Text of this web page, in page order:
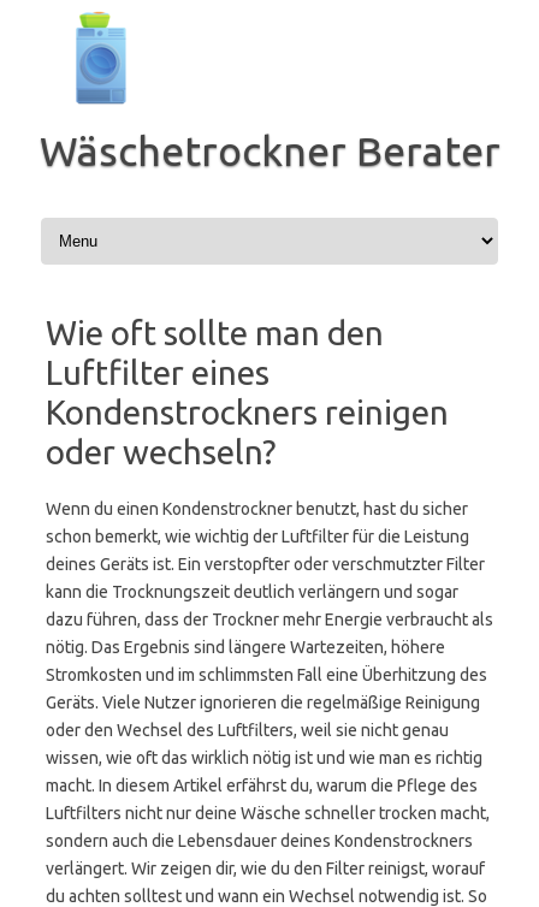
springen
Wäschetrockner Berater
Wie oft sollte man den
Luftfilter eines
Kondenstrockners reinigen
oder wechseln?
Wenn du einen Kondenstrockner benutzt, hast du sicher
schon bemerkt, wie wichtig der Luftfilter für die Leistung
deines Geräts ist. Ein verstopfter oder verschmutzter Filter
kann die Trocknungszeit deutlich verlängern und sogar
dazu führen, dass der Trockner mehr Energie verbraucht als
nötig. Das Ergebnis sind längere Wartezeiten, höhere
Stromkosten und im schlimmsten Fall eine Überhitzung des
Geräts. Viele Nutzer ignorieren die regelmäßige Reinigung
oder den Wechsel des Luftfilters, weil sie nicht genau
wissen, wie oft das wirklich nötig ist und wie man es richtig
macht. In diesem Artikel erfährst du, warum die Pflege des
Luftfilters nicht nur deine Wäsche schneller trocken macht,
sondern auch die Lebensdauer deines Kondenstrockners
verlängert. Wir zeigen dir, wie du den Filter reinigst, worauf
du achten solltest und wann ein Wechsel notwendig ist. So